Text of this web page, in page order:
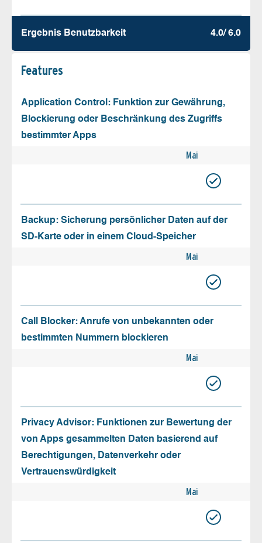
Ergebnis Benutz­barkeit 4.0/ 6.0
Features
Application Control: Funktion zur Gewährung,
Blockierung oder Beschränkung des Zugriffs
bestimmter Apps
Mai
Backup: Sicherung persönlicher Daten auf der
SD-Karte oder in einem Cloud-Speicher
Mai
Call Blocker: Anrufe von unbekannten oder
bestimmten Nummern blockieren
Mai
Privacy Advisor: Funktionen zur Bewertung der
von Apps gesammelten Daten basierend auf
Berechtigungen, Datenverkehr oder
Vertrauenswürdigkeit
Mai